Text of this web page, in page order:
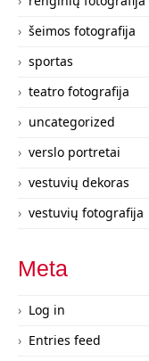
šeimos fotografija
sportas
teatro fotografija
uncategorized
verslo portretai
vestuvių dekoras
vestuvių fotografija
Meta
Log in
Entries feed